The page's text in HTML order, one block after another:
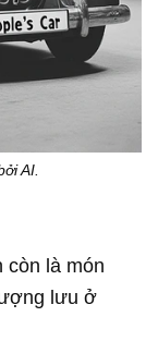
AI.
còn là món
lưu ở